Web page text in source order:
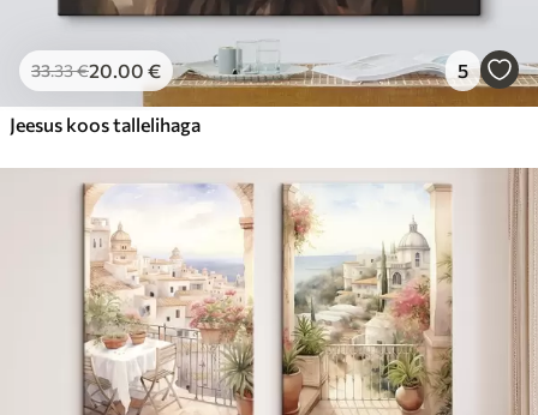
33.33€20.00 € 5
Jeesus koos tallelihaga